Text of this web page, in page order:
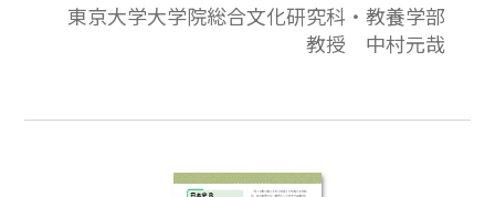
可分である。そのため私は、縁あって東京
書籍『世界史 A』と『歴史総合』の編集委員
は高校生と直接対話できる機会をこの数年
人の中国研究者として、なぜ歴史教育が必
東京大学大学院総合文化研究科・教養学部
教授 中村元哉